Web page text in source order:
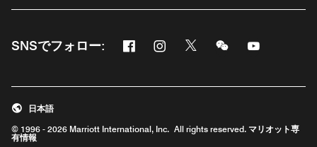
SNSでフォロー: Facebook
新しいウィンドウで開く
Instagram
新しいウィンドウで開く
Twitter
新しいウィンドウで開く
Messenger
新しいウィンドウ
新しいウィ
© 1996 - 2026 Marriott International, Inc. All rights reserved. マリオット専
有情報
日本語